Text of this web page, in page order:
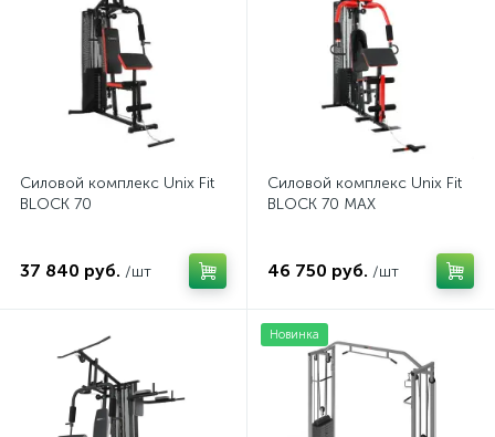
Силовой комплекс Unix Fit
BLOCK 70
37 840 руб. /шт
Силовой комплекс Unix Fit
BLOCK 70 MAX
46 750 руб. /шт
Новинка